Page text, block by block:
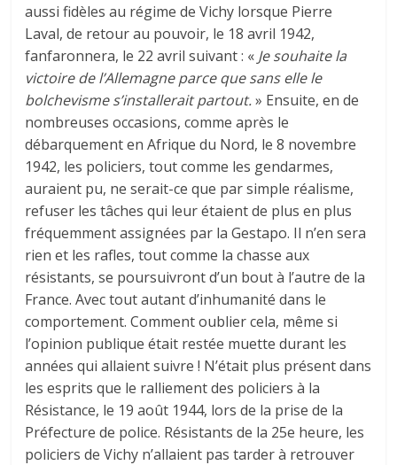
aussi fidèles au régime de Vichy lorsque Pierre
Laval, de retour au pouvoir, le 18 avril 1942,
fanfaronnera, le 22 avril suivant : « Je souhaite la
victoire de l’Allemagne parce que sans elle le
bolchevisme s’installerait partout.» Ensuite, en de
nombreuses occasions, comme après le
débarquement en Afrique du Nord, le 8 novembre
1942, les policiers, tout comme les gendarmes,
auraient pu, ne serait-ce que par simple réalisme,
refuser les tâches qui leur étaient de plus en plus
fréquemment assignées par la Gestapo. Il n’en sera
rien et les rafles, tout comme la chasse aux
résistants, se poursuivront d’un bout à l’autre de la
France. Avec tout autant d’inhumanité dans le
comportement. Comment oublier cela, même si
l’opinion publique était restée muette durant les
années qui allaient suivre ! N’était plus présent dans
les esprits que le ralliement des policiers à la
Résistance, le 19 août 1944, lors de la prise de la
Préfecture de police. Résistants de la 25e heure, les
policiers de Vichy n’allaient pas tarder à retrouver